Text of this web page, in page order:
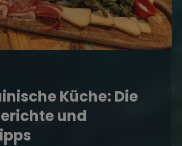
Küche: Die
und